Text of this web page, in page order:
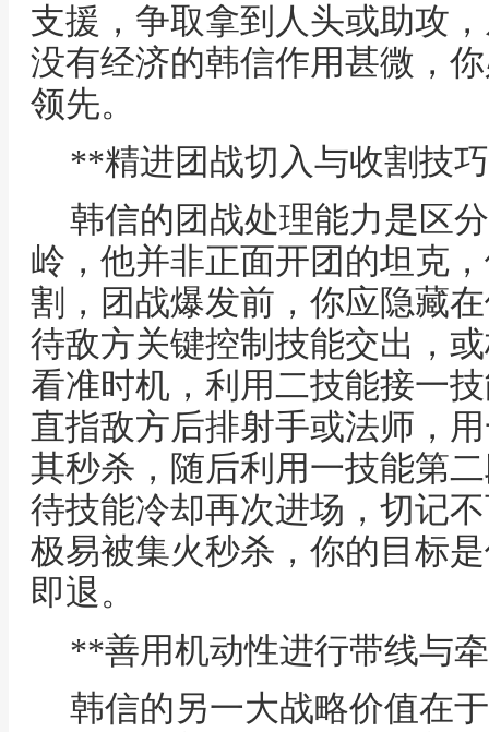
支援，争取拿到人头或助攻
没有经济的韩信作用甚微，
领先。
**精进团战切入与收割技
韩信的团战处理能力是区
岭，他并非正面开团的坦克
割，团战爆发前，你应隐藏
待敌方关键控制技能交出，
看准时机，利用二技能接一
直指敌方后排射手或法师，
其秒杀，随后利用一技能第
待技能冷却再次进场，切记
极易被集火秒杀，你的目标
即退。
**善用机动性进行带线与
韩信的另一大战略价值在